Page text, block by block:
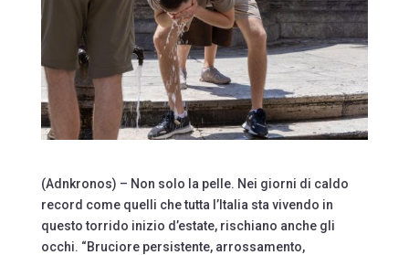
(Adnkronos) – Non solo la pelle. Nei giorni di caldo
record come quelli che tutta l’Italia sta vivendo in
questo torrido inizio d’estate, rischiano anche gli
occhi. “Bruciore persistente, arrossamento,